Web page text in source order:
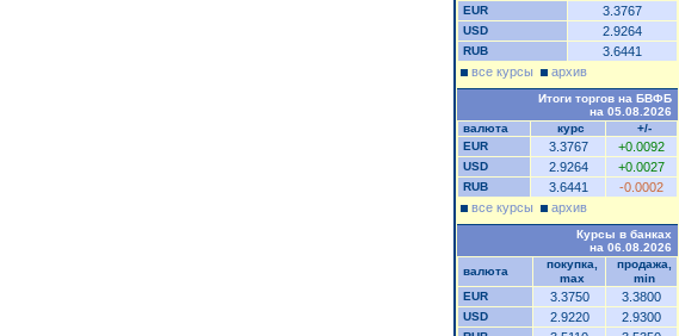
EUR
3.3767
USD 2.9264
RUB
3.6441
все курсы
архив
Итоги торгов на БВФБ
на 05.08.2026
валюта
курс
+/-
EUR
3.3767 +0.0092
USD 2.9264 +0.0027
RUB 3.6441
-0.0002
все курсы
архив
Курсы в банках
на 06.08.2026
валюта
покупка,
max
продажа,
min
EUR
3.3750 3.3800
USD 2.9220 2.9300